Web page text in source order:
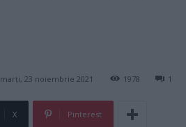
marți, 23 noiembrie 2021 1
1978
X Pinterest